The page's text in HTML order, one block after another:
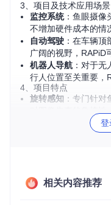
3、项目及技术应用场景
监控系统：鱼眼摄像
不增加硬件成本的情
自动驾驶 ：在车辆
广阔的视野，RAPiD
机器人导航 ：对于
行人位置至关重要，
4、项目特点
旋转感知 ：专门针
：在 Mirror
的测试显示，该模型
适应各种场景。
登
相关内容推荐